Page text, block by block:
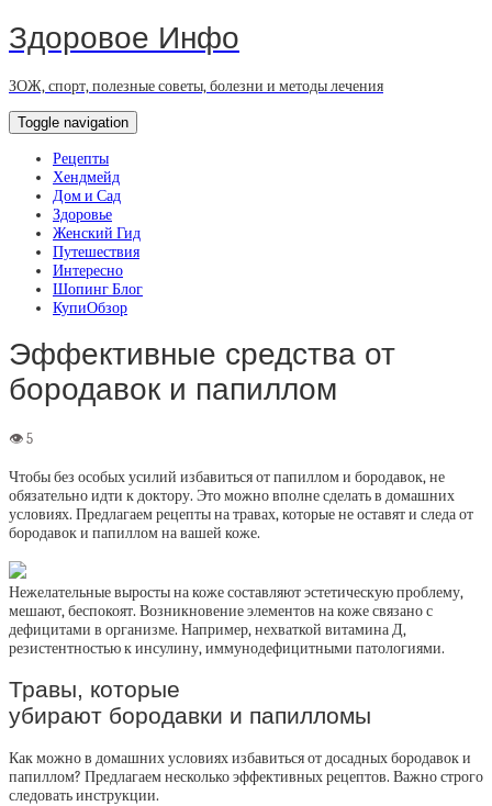
Здоровое Инфо
ЗОЖ, спорт, полезные советы, болезни и методы лечения
Toggle navigation
Рецепты
Хендмейд
Дом и Сад
Здоровье
Женский Гид
Путешествия
Интересно
Шопинг Блог
КупиОбзор
Эффективные средства от
бородавок и папиллом
Чтобы без особых усилий избавиться от папиллом и бородавок, не
обязательно идти к доктору. Это можно вполне сделать в домашних
условиях. Предлагаем рецепты на травах, которые не оставят и следа от
бородавок и папиллом на вашей коже.
Нежелательные выросты на коже составляют эстетическую проблему,
мешают, беспокоят. Возникновение элементов на коже связано с
дефицитами в организме. Например, нехваткой витамина Д,
резистентностью к инсулину, иммунодефицитными патологиями.
Травы, которые
убирают бородавки и папилломы
Как можно в домашних условиях избавиться от досадных бородавок и
папиллом? Предлагаем несколько эффективных рецептов. Важно строго
следовать инструкции.